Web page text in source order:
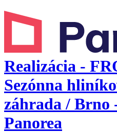
Realizácia -
Sezónna
záhrada / Brno
Panorea